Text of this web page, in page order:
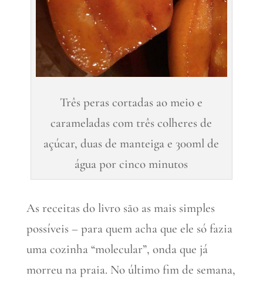
Três peras cortadas ao meio e
carameladas com três colheres de
açúcar, duas de manteiga e 300ml de
água por cinco minutos
As receitas do livro são as mais simples
possíveis – para quem acha que ele só fazia
uma cozinha “molecular”, onda que já
morreu na praia. No último fim de semana,